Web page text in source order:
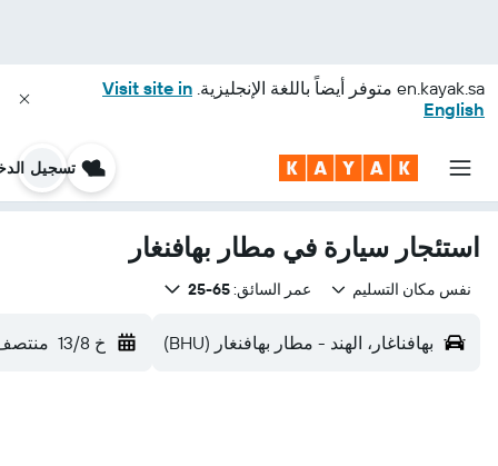
en.kayak.sa متوفر أيضاً باللغة الإنجليزية. Visit site in
English
تسجيل
استئجار سيارة في مطار بهافنغار
نفس مكان التسليم عمر السائق:65-25
بهافناغار، الهند - مطار بهافنغار (BHU) خ 13/8 منتصف